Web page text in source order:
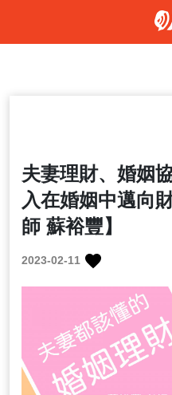
夫妻理財、婚姻
入在婚姻中邁向
師 蘇裕豐】
2023-02-11